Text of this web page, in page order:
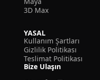
3D Max
YASAL
Kullanım Şartları
Gizlilik Politikası
Teslimat Politikası
Bize Ulaşın